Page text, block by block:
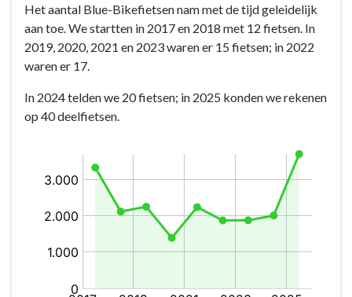
navigatie
Mobiliteit
Het aantal Blue-Bikefietsen nam met de tijd geleidelijk
aan toe. We startten in 2017 en 2018 met 12 fietsen. In
2019, 2020, 2021 en 2023 waren er 15 fietsen; in 2022
waren er 17.
In 2024 telden we 20 fietsen; in 2025 konden we rekenen
op 40 deelfietsen.